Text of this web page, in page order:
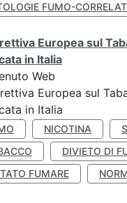
FUMO-
Europea sul
in Italia
Web
Europea sul
in Italia
NICOTINA
DIVIETO DI
FUMARE